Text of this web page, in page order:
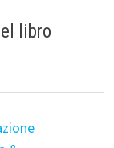
libro